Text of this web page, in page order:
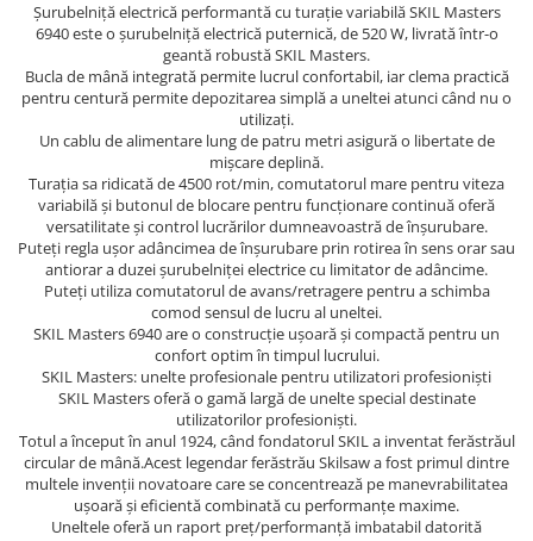
Hanorace
Pantaloni
Salopete cu pieptar
Tricouri
Veste
îmbrăcăminte pentru damă
Rezistent la flacăra
Vizibilitate înalta hi-vis
îmbrăcăminte asistente/doctori
îmbrăcăminte bucătari
îmbrăcăminte de lucru
înaltă vizibilitate hi-vis
Combinezoane
Hanorace
Jachete
Pantaloni
Şurubelniţă electrică performantă cu turaţie variabilă SKIL Masters
6940 este o şurubelniţă electrică puternică, de 520 W, livrată într-o
geantă robustă SKIL Masters.
Bucla de mână integrată permite lucrul confortabil, iar clema practică
pentru centură permite depozitarea simplă a uneltei atunci când nu o
utilizaţi.
Un cablu de alimentare lung de patru metri asigură o libertate de
mişcare deplină.
Turaţia sa ridicată de 4500 rot/min, comutatorul mare pentru viteza
variabilă şi butonul de blocare pentru funcţionare continuă oferă
versatilitate şi control lucrărilor dumneavoastră de înşurubare.
Puteţi regla uşor adâncimea de înşurubare prin rotirea în sens orar sau
antiorar a duzei şurubelniţei electrice cu limitator de adâncime.
Puteţi utiliza comutatorul de avans/retragere pentru a schimba
comod sensul de lucru al uneltei.
SKIL Masters 6940 are o construcţie uşoară şi compactă pentru un
confort optim în timpul lucrului.
SKIL Masters: unelte profesionale pentru utilizatori profesionişti
SKIL Masters oferă o gamă largă de unelte special destinate
utilizatorilor profesionişti.
Totul a început în anul 1924, când fondatorul SKIL a inventat ferăstrăul
circular de mână.Acest legendar ferăstrău Skilsaw a fost primul dintre
multele invenţii novatoare care se concentrează pe manevrabilitatea
uşoară şi eficientă combinată cu performanţe maxime.
Uneltele oferă un raport preţ/performanţă imbatabil datorită